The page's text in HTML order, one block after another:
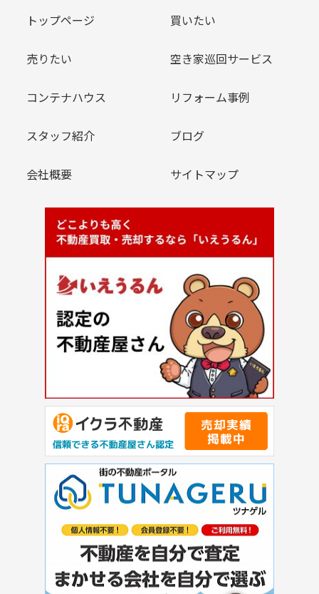
トップページ 買いたい
売りたい 空き家巡回サービス
コンテナハウス リフォーム事例
スタッフ紹介 ブログ
会社概要 サイトマップ